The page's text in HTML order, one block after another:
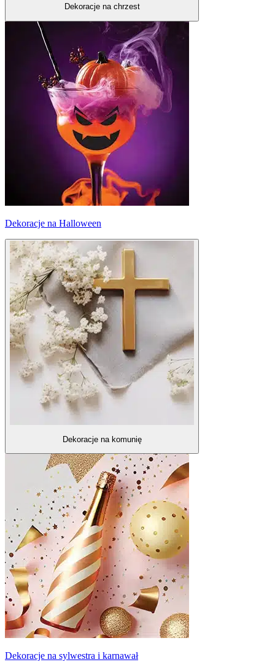
Dekoracje na chrzest
Dekoracje na Halloween
Dekoracje na komunię
Dekoracje na sylwestra i karnawał